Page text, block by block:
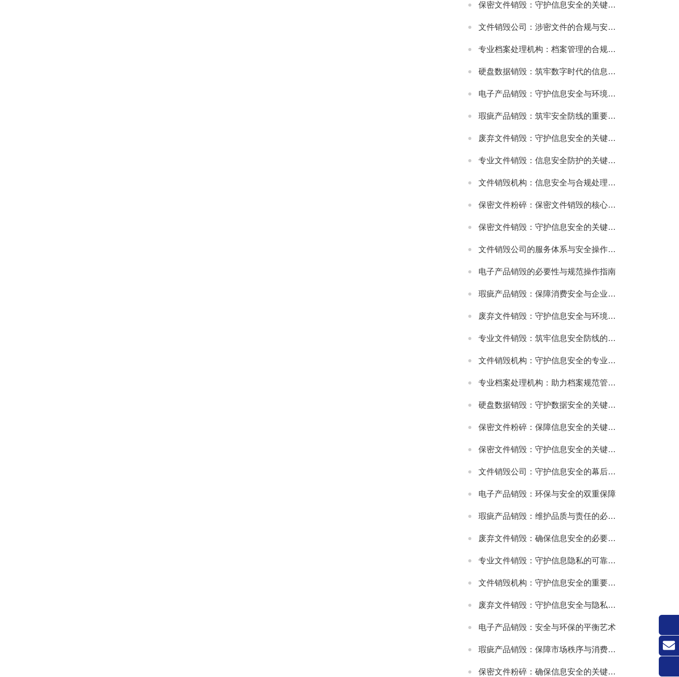
保密文件销毁：守护信息安全的关键环节
文件销毁公司：涉密文件的合规与安全销毁服务
专业档案处理机构：档案管理的合规与高效解决方案
硬盘数据销毁：筑牢数字时代的信息安全防线
电子产品销毁：守护信息安全与环境健康的重要环节
瑕疵产品销毁：筑牢安全防线的重要举措
废弃文件销毁：守护信息安全的关键防线
专业文件销毁：信息安全防护的关键环节
文件销毁机构：信息安全与合规处理的专业选择
保密文件粉碎：保密文件销毁的核心实施方式
保密文件销毁：守护信息安全的关键环节
文件销毁公司的服务体系与安全操作规范
电子产品销毁的必要性与规范操作指南
瑕疵产品销毁：保障消费安全与企业信誉的关键举措
废弃文件销毁：守护信息安全与环境的重要环节
专业文件销毁：筑牢信息安全防线的关键环节
文件销毁机构：守护信息安全的专业服务选择
专业档案处理机构：助力档案规范管理与安全保障
硬盘数据销毁：守护数据安全的关键环节
保密文件粉碎：保障信息安全的关键步骤
保密文件销毁：守护信息安全的关键环节
文件销毁公司：守护信息安全的幕后卫士
电子产品销毁：环保与安全的双重保障
瑕疵产品销毁：维护品质与责任的必要之举
废弃文件销毁：确保信息安全的必要措施
专业文件销毁：守护信息隐私的可靠方式
文件销毁机构：守护信息安全的重要防线
废弃文件销毁：守护信息安全与隐私的关键环节
电子产品销毁：安全与环保的平衡艺术
瑕疵产品销毁：保障市场秩序与消费者权益的关键举措
保密文件粉碎：确保信息安全的关键环节